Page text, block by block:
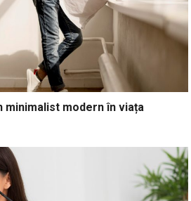
minimalist modern în viața